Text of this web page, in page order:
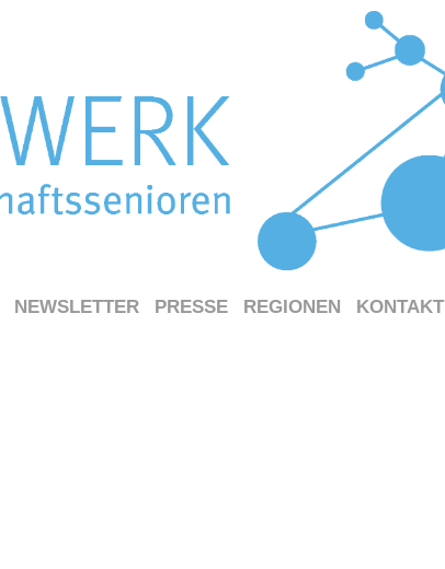
NEWSLETTER PRESSE REGIONEN KONTAKT